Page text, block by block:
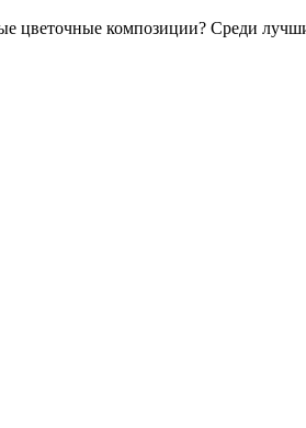
композиции? Среди